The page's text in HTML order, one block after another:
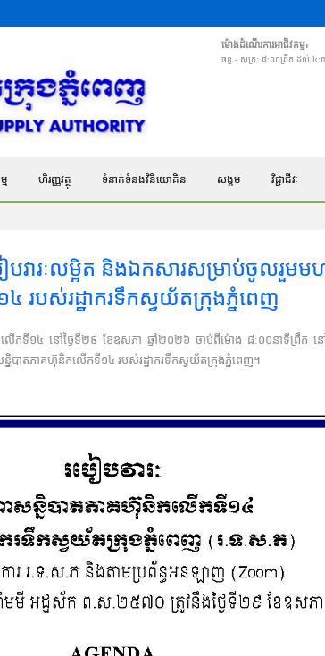
ម៉ោងដំណើរការអាជីវកម្ម:
ចន្ទ - សុក្រ: ៨:០០ព្រឹក ដល់ ៤:
ម ហិរញ្ញវត្ថុ ទំនាក់ទំនងវិនិយោគិន សង្គម វិជ្ជាជីវៈ
វារៈលម្អិត និងឯកសារសម្រាប់ចូលរួម
របស់រដ្ឋាករទឹកស្វយ័តក្រុងភ្នំពេញ
ើកទី១៤ នៅថ្ងៃទី២៩ ខែឧសភា ឆ្នាំ២០២៦ ចាប់ពីម៉ោង ៨:០០នាទីព្រឹក ន
និបាតភាគហ៊ុនិកលើកទី១៤ របស់រដ្ឋាករទឹកស្វយ័តក្រុងភ្នំពេញ។